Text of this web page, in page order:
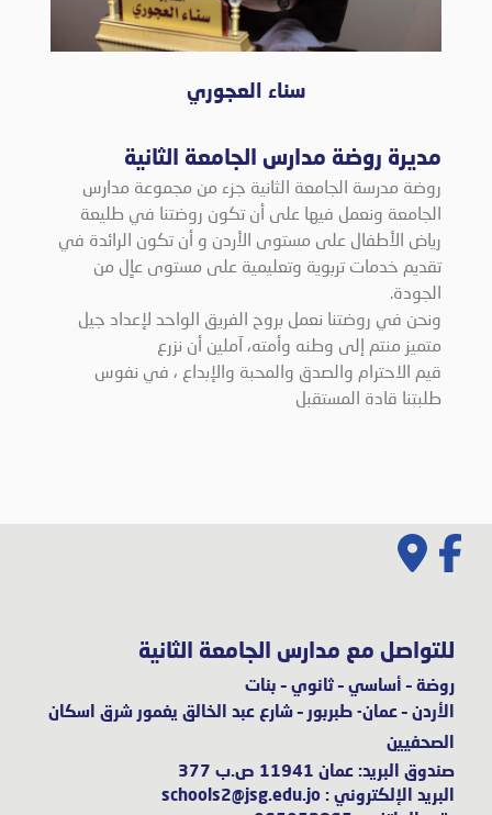
سناء العجوري
مديرة روضة مدارس الجامعة الثانية
روضة مدرسة الجامعة الثانية جزء من مجموعة مدارس
الجامعة ونعمل فيها على أن تكون روضتنا في طليعة
رياض الأطفال على مستوى الأردن و أن تكون الرائدة في
تقديم خدمات تربوية وتعليمية على مستوى عاٍل من
الجودة.
ونحن في روضتنا نعمل بروح الفريق الواحد لإعداد جيل
متميز منتم إلى وطنه وأمته، آملين أن نزرع
قيم الاحترام والصدق والمحبة والإبداع ، في نفوس
طلبتنا قادة المستقبل
للتواصل مع مدارس الجامعة الثانية
روضة – أساسي – ثانوي – بنات
الأردن – عمان- طبربور – شارع عبد الخالق يغمور شرق اسكان
الصحفيين
صندوق البريد: عمان 11941 ص.ب
377
البريد الإلكتروني :schools2@jsg.edu.jo